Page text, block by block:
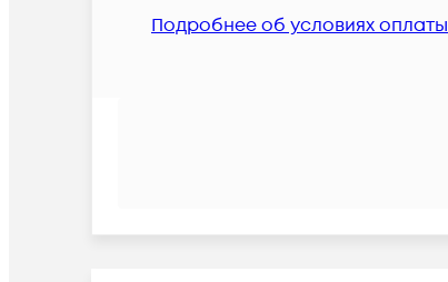
Подробнее об условиях оплаты